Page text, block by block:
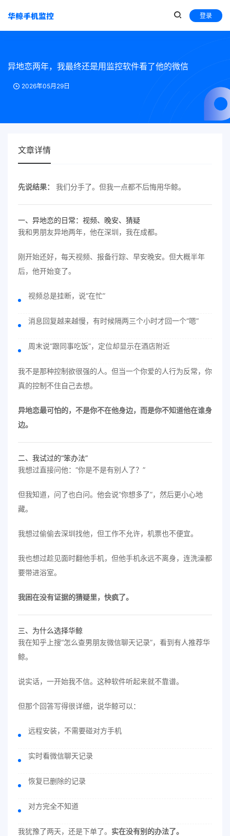
登录
异地恋两年，我最终还是用监控软件看了他的微信
2026年05月29日
文章详情
先说结果： 我们分手了。但我一点都不后悔用华鲸。
一、异地恋的日常：视频、晚安、猜疑
我和男朋友异地两年，他在深圳，我在成都。
刚开始还好，每天视频、报备行踪、早安晚安。但大概半年
后，他开始变了。
视频总是挂断，说“在忙”
消息回复越来越慢，有时候隔两三个小时才回一个“嗯”
周末说“跟同事吃饭”，定位却显示在酒店附近
我不是那种控制欲很强的人。但当一个你爱的人行为反常，你
真的控制不住自己去想。
异地恋最可怕的，不是你不在他身边，而是你不知道他在谁身
边。
二、我试过的“笨办法”
我想过直接问他：“你是不是有别人了？”
但我知道，问了也白问。他会说“你想多了”，然后更小心地
藏。
我想过偷偷去深圳找他，但工作不允许，机票也不便宜。
我也想过趁见面时翻他手机，但他手机永远不离身，连洗澡都
要带进浴室。
我困在没有证据的猜疑里，快疯了。
三、为什么选择华鲸
我在知乎上搜“怎么查男朋友微信聊天记录”，看到有人推荐华
鲸。
说实话，一开始我不信。这种软件听起来就不靠谱。
但那个回答写得很详细，说华鲸可以：
远程安装，不需要碰对方手机
实时看微信聊天记录
恢复已删除的记录
对方完全不知道
我犹豫了两天，还是下单了。 实在没有别的办法了。